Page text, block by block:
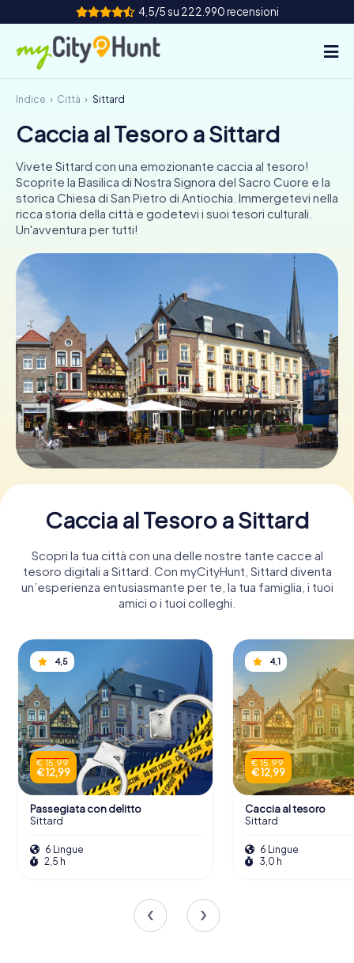
4,5/5 su 222.990 recensioni
Come funziona
Città
Tour
Team Building
Biglietti
CH
ES
UK
IE
IT
NL
Prenota Biglietti
Acquista i Voucher
Indice Città Sittard
Caccia al Tesoro a Sittard
Vivete Sittard con una emozionante caccia al tesoro!
Scoprite la Basilica di Nostra Signora del Sacro Cuore e la
storica Chiesa di San Pietro di Antiochia. Immergetevi nella
ricca storia della città e godetevi i suoi tesori culturali.
Un'avventura per tutti!
Caccia al Tesoro a Sittard
Scopri la tua città con una delle nostre tante cacce al
tesoro digitali a Sittard. Con myCityHunt, Sittard diventa
un’esperienza entusiasmante per te, la tua famiglia, i tuoi
amici o i tuoi colleghi.
4,5
€ 15,99
€ 12,99
Passegiata con delitto
Sittard
6 Lingue
2,5 h
4,1
€ 15,99
€ 12,99
Caccia al tesoro
Sittard
6 Lingue
3,0 h